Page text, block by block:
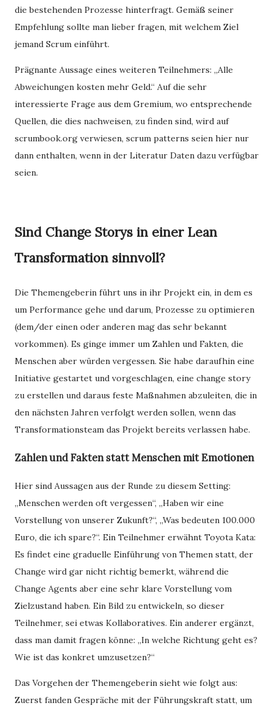
die bestehenden Prozesse hinterfragt. Gemäß seiner
Empfehlung sollte man lieber fragen, mit welchem Ziel
jemand Scrum einführt.
Prägnante Aussage eines weiteren Teilnehmers: „Alle
Abweichungen kosten mehr Geld.“ Auf die sehr
interessierte Frage aus dem Gremium, wo entsprechende
Quellen, die dies nachweisen, zu finden sind, wird auf
scrumbook.org verwiesen, scrum patterns seien hier nur
dann enthalten, wenn in der Literatur Daten dazu verfügbar
seien.
Sind Change Storys in einer Lean
Transformation sinnvoll?
Die Themengeberin führt uns in ihr Projekt ein, in dem es
um Performance gehe und darum, Prozesse zu optimieren
(dem/der einen oder anderen mag das sehr bekannt
vorkommen). Es ginge immer um Zahlen und Fakten, die
Menschen aber würden vergessen. Sie habe daraufhin eine
Initiative gestartet und vorgeschlagen, eine change story
zu erstellen und daraus feste Maßnahmen abzuleiten, die in
den nächsten Jahren verfolgt werden sollen, wenn das
Transformationsteam das Projekt bereits verlassen habe.
Zahlen und Fakten statt Menschen mit Emotionen
Hier sind Aussagen aus der Runde zu diesem Setting:
„Menschen werden oft vergessen“, „Haben wir eine
Vorstellung von unserer Zukunft?“, „Was bedeuten 100.000
Euro, die ich spare?“. Ein Teilnehmer erwähnt Toyota Kata:
Es findet eine graduelle Einführung von Themen statt, der
Change wird gar nicht richtig bemerkt, während die
Change Agents aber eine sehr klare Vorstellung vom
Zielzustand haben. Ein Bild zu entwickeln, so dieser
Teilnehmer, sei etwas Kollaboratives. Ein anderer ergänzt,
dass man damit fragen könne: „In welche Richtung geht es?
Wie ist das konkret umzusetzen?“
Das Vorgehen der Themengeberin sieht wie folgt aus:
Zuerst fanden Gespräche mit der Führungskraft statt, um